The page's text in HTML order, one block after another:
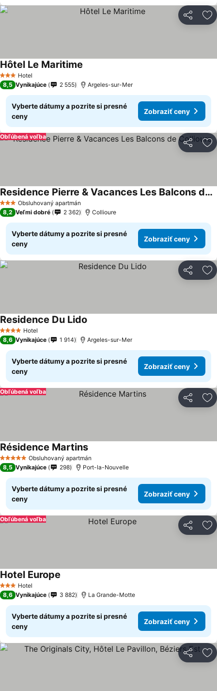
Zdieľať
3 Počet hviezdičiek
Hotel
Hôtel Le Maritime
8,5 Vynikajúce 2 555 Argeles-sur-Mer
Vyberte dátumy a pozrite si presné
ceny
Zobraziť ceny
Zdieľať
Obľúbená voľba
3 Počet hviezdičiek
Obsluhovaný apartmán
Residence Pierre & Vacances Les Balcons de Collioure
8,2 Veľmi dobré 2 362 Collioure
Vyberte dátumy a pozrite si presné
ceny
Zobraziť ceny
Zdieľať
4 Počet hviezdičiek
Hotel
Residence Du Lido
8,6 Vynikajúce 1 914 Argeles-sur-Mer
Vyberte dátumy a pozrite si presné
ceny
Zobraziť ceny
Zdieľať
Obľúbená voľba
5 Počet hviezdičiekObsluhovaný apartmán
Résidence Martins
8,5 Vynikajúce 298 Port-la-Nouvelle
Vyberte dátumy a pozrite si presné
ceny
Zobraziť ceny
Zdieľať
Obľúbená voľba
3 Počet hviezdičiek
Hotel
Hotel Europe
8,6 Vynikajúce 3 882 La Grande-Motte
Vyberte dátumy a pozrite si presné
ceny
Zobraziť ceny
Zdieľať